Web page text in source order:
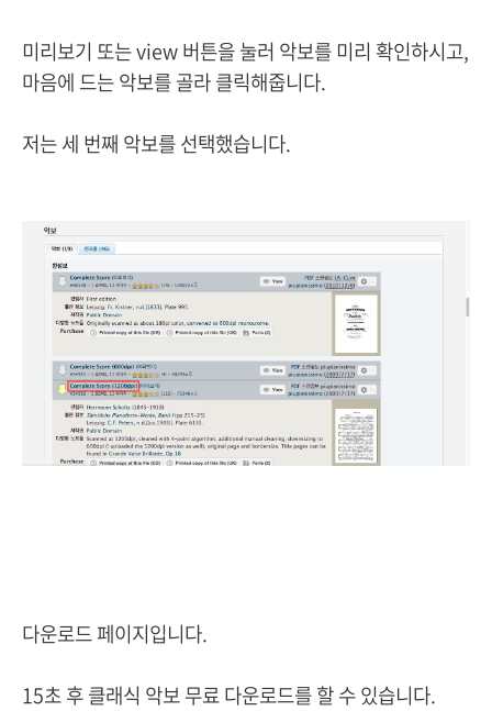
미리보기 또는 view 버튼을 눌러 악보를 미리 확인하시고,
마음에 드는 악보를 골라 클릭해줍니다.
저는 세 번째 악보를 선택했습니다.
다운로드 페이지입니다.
15초 후 클래식 악보 무료 다운로드를 할 수 있습니다.